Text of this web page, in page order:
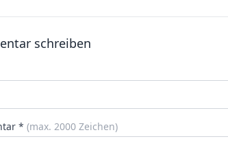
schreiben
* (max. 2000 Zeichen)